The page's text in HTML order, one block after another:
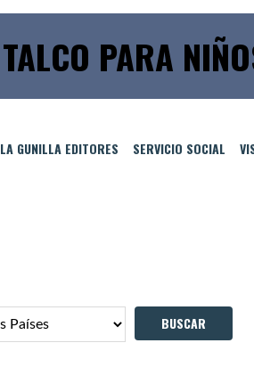
TALCO PARA
LA GUNILLA EDITORES SERVICIO SOCIAL